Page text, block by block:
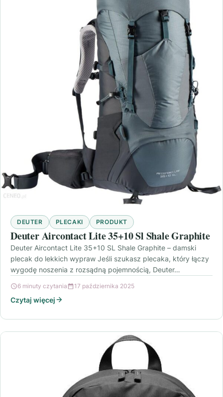
DEUTER PLECAKI PRODUKT
Deuter Aircontact Lite 35+10 Sl Shale Graphite
Deuter Aircontact Lite 35+10 SL Shale Graphite – damski
plecak do lekkich wypraw Jeśli szukasz plecaka, który łączy
wygodę noszenia z rozsądną pojemnością, Deuter…
6 minuty czytania 17 października 2025
Czytaj więcej